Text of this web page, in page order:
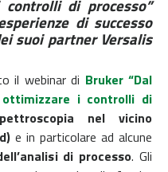
di processo”
di successo
suoi partner Versalis
il webinar di Bruker “Dal
i controlli di
nel vicino
e in particolare ad alcune
di processo. Gli